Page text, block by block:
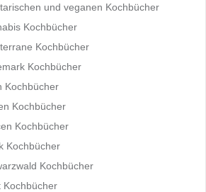
und veganen Kochbücher
Kochbücher
Kochbücher
Kochbücher
Kochbücher
Kochbücher
Kochbücher
Kochbücher
Kochbücher
Kochbücher